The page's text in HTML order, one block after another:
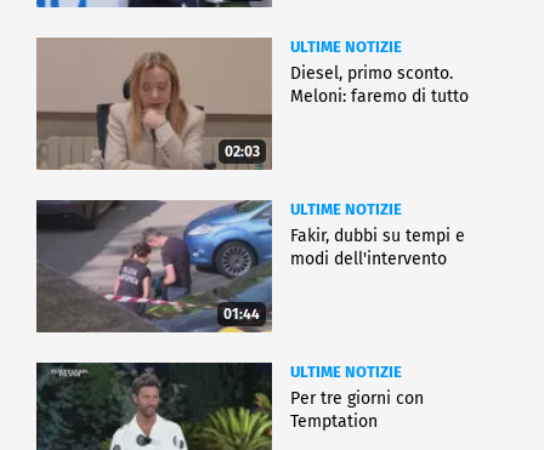
02:03
ULTIME NOTIZIE
Diesel, primo sconto.
Meloni: faremo di tutto
01:44
ULTIME NOTIZIE
Fakir, dubbi su tempi e
modi dell'intervento
ULTIME NOTIZIE
Per tre giorni con
Temptation